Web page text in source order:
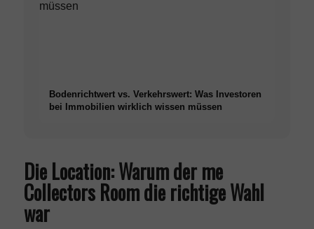
Bodenrichtwert vs. Verkehrswert: Was Investoren
bei Immobilien wirklich wissen müssen
Die Location: Warum der me
Collectors Room die richtige Wahl
war